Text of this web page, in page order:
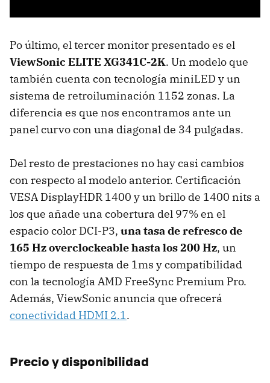
Po último, el tercer monitor presentado es el
ViewSonic ELITE XG341C-2K. Un modelo que
también cuenta con tecnología miniLED y un
sistema de retroiluminación 1152 zonas. La
diferencia es que nos encontramos ante un
panel curvo con una diagonal de 34 pulgadas.
Del resto de prestaciones no hay casi cambios
con respecto al modelo anterior. Certificación
VESA DisplayHDR 1400 y un brillo de 1400 nits a
los que añade una cobertura del 97% en el
espacio color DCI-P3, una tasa de refresco de
165 Hz overclockeable hasta los 200 Hz, un
tiempo de respuesta de 1ms y compatibilidad
con la tecnología AMD FreeSync Premium Pro.
Además, ViewSonic anuncia que ofrecerá
conectividad HDMI 2.1.
Precio y disponibilidad